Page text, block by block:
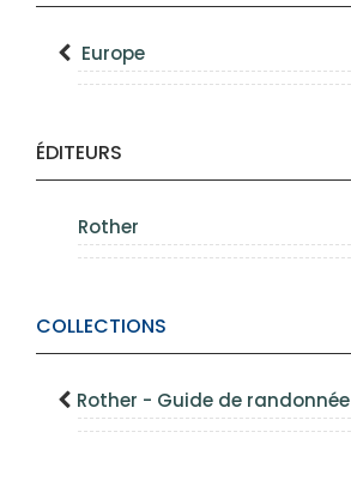
Europe
ÉDITEURS
Rother
COLLECTIONS
Rother - Guide de randonnée